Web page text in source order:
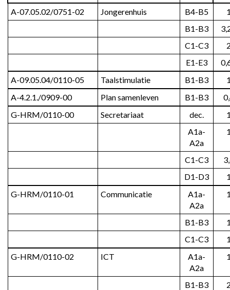
A-07.05.02/0751-02 Jongerenhuis B4-B5
B1-B3
C1-C3
E1-E3
A-09.05.04/0110-05
Taalstimulatie B1-B3
A-4.2.1./0909-00
Plan samenleven B1-B3
G-HRM/0110-00
Secretariaat dec.
A1a-
A2a
C1-C3
D1-D3
G-HRM/0110-01
Communicatie
A1a-
A2a
B1-B3
C1-C3
G-HRM/0110-02
ICT
A1a-
A2a
B1-B3